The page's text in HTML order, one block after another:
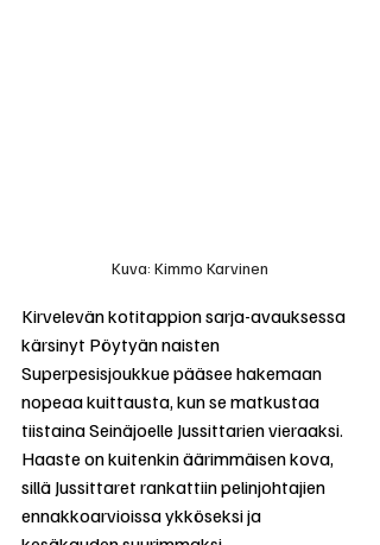
Kuva: Kimmo Karvinen
Kirvelevän kotitappion sarja-avauksessa
kärsinyt Pöytyän naisten
Superpesisjoukkue pääsee hakemaan
nopeaa kuittausta, kun se matkustaa
tiistaina Seinäjoelle Jussittarien vieraaksi.
Haaste on kuitenkin äärimmäisen kova,
sillä Jussittaret rankattiin pelinjohtajien
ennakkoarvioissa ykköseksi ja